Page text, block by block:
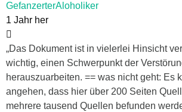
GefanzerterAloholiker
1 Jahr her
„Das Dokument ist in vielerlei Hinsicht
wichtig, einen Schwerpunkt der
herauszuarbeiten. == was nicht geht: Es
angehen, dass hier über 200 Seiten
mehrere tausend Quellen befunden